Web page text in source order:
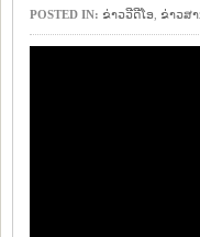
POSTED IN: ຂ່າວ​ວີ​ດີ​ໂອ ຂ່າວ​ສ